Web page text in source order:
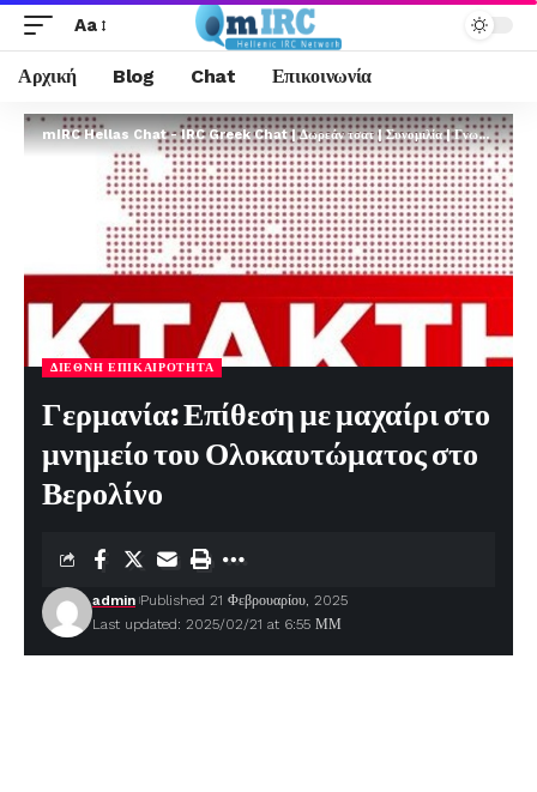
Aa
Αρχική Blog Chat Επικοινωνία
mIRC Hellas Chat - IRC Greek Chat | Δωρεάν τσατ | Συνομιλία | Γνωριμίες | FREE
ΔΙΕΘΝΉ ΕΠΙΚΑΙΡΌΤΗΤΑ
Γερμανία: Επίθεση με μαχαίρι στο
μνημείο του Ολοκαυτώματος στο
Βερολίνο
Last updated: 2025/02/21 at 6:55 ΜΜ
admin Published 21 Φεβρουαρίου, 2025